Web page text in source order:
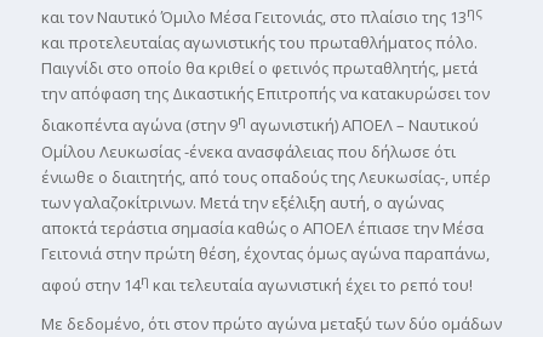
και τον Ναυτικό Όμιλο Μέσα Γειτονιάς, στο πλαίσιο της 13ης
και προτελευταίας αγωνιστικής του πρωταθλήματος πόλο.
Παιγνίδι στο οποίο θα κριθεί ο φετινός πρωταθλητής, μετά
την απόφαση της Δικαστικής Επιτροπής να κατακυρώσει τον
διακοπέντα αγώνα (στην 9η αγωνιστική) ΑΠΟΕΛ – Ναυτικού
Ομίλου Λευκωσίας -ένεκα ανασφάλειας που δήλωσε ότι
ένιωθε ο διαιτητής, από τους οπαδούς της Λευκωσίας-, υπέρ
των γαλαζοκίτρινων. Μετά την εξέλιξη αυτή, ο αγώνας
αποκτά τεράστια σημασία καθώς ο ΑΠΟΕΛ έπιασε την Μέσα
Γειτονιά στην πρώτη θέση, έχοντας όμως αγώνα παραπάνω,
αφού στην 14η και τελευταία αγωνιστική έχει το ρεπό του!
Με δεδομένο, ότι στον πρώτο αγώνα μεταξύ των δύο ομάδων